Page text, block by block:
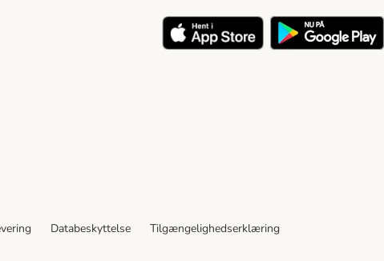
Databeskyttelse
Tilgængelighedserklæring